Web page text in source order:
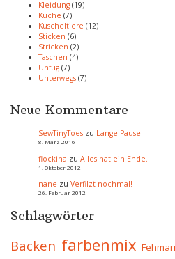
Kleidung (19)
Küche (7)
Kuscheltiere (12)
Sticken (6)
Stricken (2)
Taschen (4)
Unfug (7)
Unterwegs (7)
Neue Kommentare
SewTinyToes zu Lange Pause..
8. März 2016
flockina zu Alles hat ein Ende…
1. Oktober 2012
nane zu Verfilzt nochmal!
26. Februar 2012
Schlagwörter
Backen farbenmix